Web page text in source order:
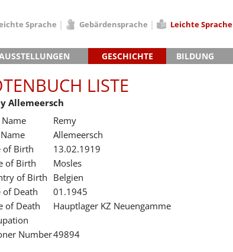
SS
Werke
des Gedenkens
GESCHICHTE
Die Geschichte des Lagers ab 1945
BILDUNG
Sprache
Dansk
Español
Italiano
Nederlands
Português
Türkçe
Yкраїнський
Русский
עברית
Gebärdensprache Leichte Sprache
LISTE
Allemeersch
Remy
Allemeersch
of Birth
13.02.1919
of Birth
Mosles
of Birth Belgien
of Death
01.1945
of Death
Hauptlager KZ Neuengamme
Number49894